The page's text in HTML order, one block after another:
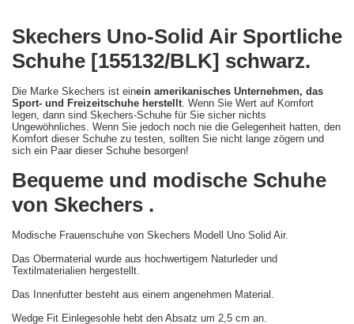
Skechers Uno-Solid Air Sportliche
Schuhe [155132/BLK] schwarz.
Die Marke Skechers ist einein amerikanisches Unternehmen, das
Sport- und Freizeitschuhe herstellt. Wenn Sie Wert auf Komfort
legen, dann sind Skechers-Schuhe für Sie sicher nichts
Ungewöhnliches. Wenn Sie jedoch noch nie die Gelegenheit hatten, den
Komfort dieser Schuhe zu testen, sollten Sie nicht lange zögern und
sich ein Paar dieser Schuhe besorgen!
Bequeme und modische Schuhe
von Skechers .
Modische Frauenschuhe von Skechers Modell Uno Solid Air.
Das Obermaterial wurde aus hochwertigem Naturleder und
Textilmaterialien hergestellt.
Das Innenfutter besteht aus einem angenehmen Material.
Wedge Fit Einlegesohle hebt den Absatz um 2,5 cm an.